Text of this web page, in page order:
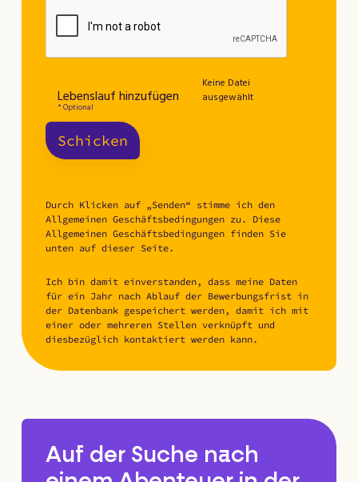
Lebenslauf hinzufügen
Keine Datei
ausgewählt
Schicken
* Optional
Durch Klicken auf „Senden“ stimme ich den
Allgemeinen Geschäftsbedingungen zu. Diese
Allgemeinen Geschäftsbedingungen finden Sie
unten auf dieser Seite.
Ich bin damit einverstanden, dass meine Daten
für ein Jahr nach Ablauf der Bewerbungsfrist in
der Datenbank gespeichert werden, damit ich mit
einer oder mehreren Stellen verknüpft und
diesbezüglich kontaktiert werden kann.
Auf der Suche nach